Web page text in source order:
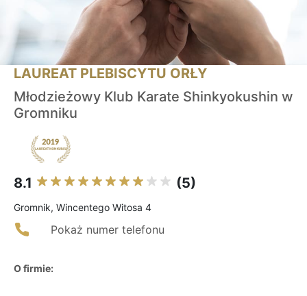
LAUREAT PLEBISCYTU ORŁY
Młodzieżowy Klub Karate Shinkyokushin w
Gromniku
8.1 (5)
Gromnik, Wincentego Witosa 4
Pokaż numer telefonu
O firmie: